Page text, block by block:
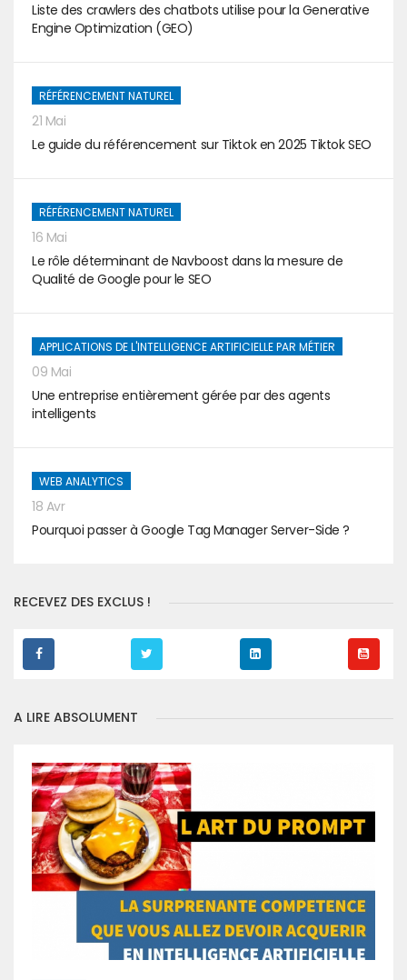
Liste des crawlers des chatbots utilise pour la Generative
Engine Optimization (GEO)
RÉFÉRENCEMENT NATUREL
21 Mai
Le guide du référencement sur Tiktok en 2025 Tiktok SEO
RÉFÉRENCEMENT NATUREL
16 Mai
Le rôle déterminant de Navboost dans la mesure de
Qualité de Google pour le SEO
APPLICATIONS DE L'INTELLIGENCE ARTIFICIELLE PAR MÉTIER
09 Mai
Une entreprise entièrement gérée par des agents
intelligents
WEB ANALYTICS
18 Avr
Pourquoi passer à Google Tag Manager Server-Side ?
RECEVEZ DES EXCLUS !
A LIRE ABSOLUMENT